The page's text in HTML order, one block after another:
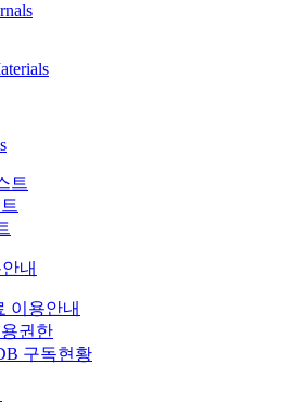
트
내
이용안내
권한
구독현황